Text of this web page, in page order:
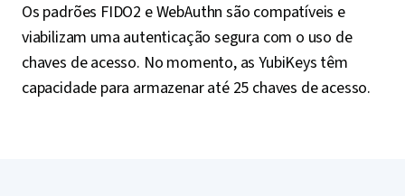
Os padrões FIDO2 e WebAuthn são compatíveis e
viabilizam uma autenticação segura com o uso de
chaves de acesso. No momento, as YubiKeys têm
capacidade para armazenar até 25 chaves de acesso.